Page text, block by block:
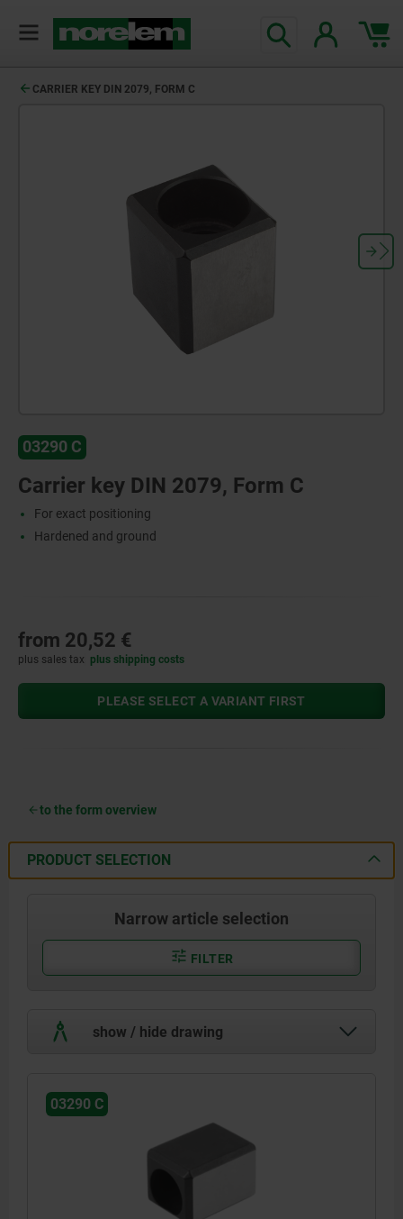
CARRIER KEY DIN 2079, FORM C
03290 C
Carrier key DIN 2079, Form C
For exact positioning
Hardened and ground
from 20,52 €
plus sales tax plus shipping costs
PLEASE SELECT A VARIANT FIRST
to the form overview
PRODUCT SELECTION
Narrow article selection
FILTER
show / hide drawing
03290 C